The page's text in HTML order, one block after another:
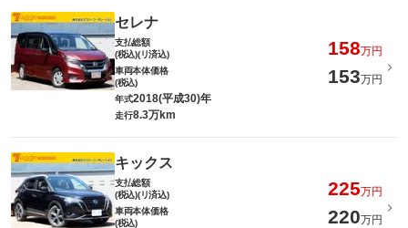
セレナ
支払総額
(税込)(リ済込)
158万円
車両本体価格
(税込)
153万円
年式2018(平成30)年
走行8.3万km
キックス
支払総額
(税込)(リ済込)
225万円
車両本体価格
(税込)
220万円